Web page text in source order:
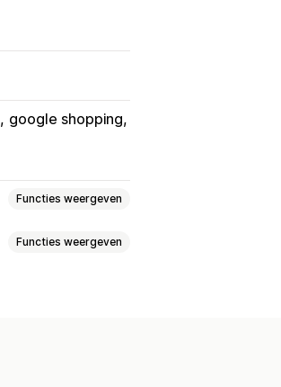
google shopping
Functies weergeven
Functies weergeven